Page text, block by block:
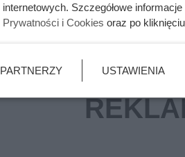
internetowych. Szczegółowe
Prywatności i Cookies oraz po
PARTNERZY USTAWIENIA